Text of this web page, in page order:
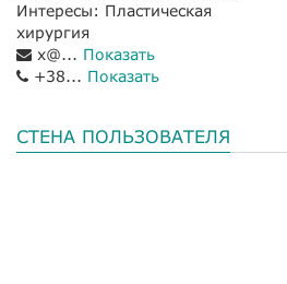
Интересы: Пластическая
хирургия
x@... Показать
+38... Показать
СТЕНА ПОЛЬЗОВАТЕЛЯ